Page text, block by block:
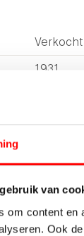
van
om content
Ook
Verkocht
1931
-